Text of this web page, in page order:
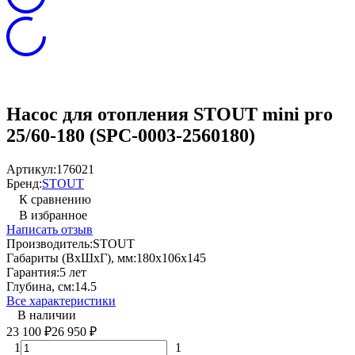
Насос для отопления STOUT mini pro
25/60-180 (SPC-0003-2560180)
Артикул:176021
Бренд:STOUT
К сравнению
В избранное
Написать отзыв
Производитель:STOUT
Габариты (ВхШхГ), мм:180х106х145
Гарантия:5 лет
Глубина, см:14.5
Все характеристики
В наличии
23 100 ₽26 950 ₽
1 1